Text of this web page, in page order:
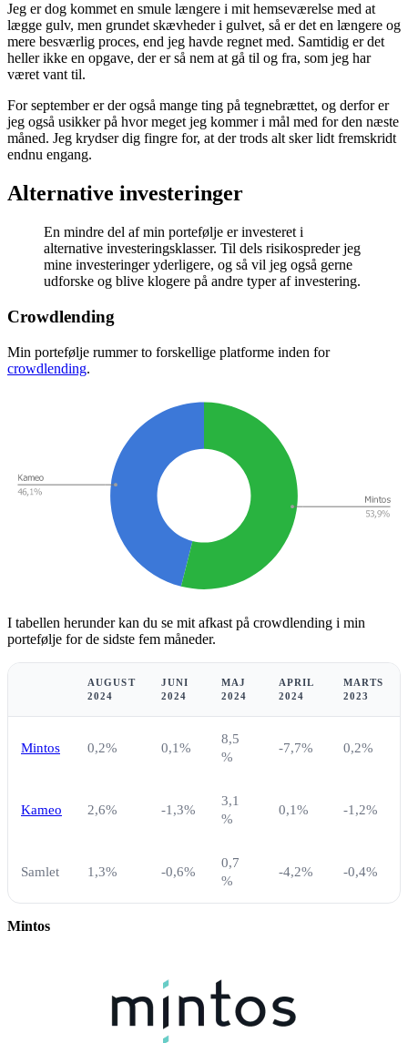
Jeg er dog kommet en smule længere i mit hemseværelse med at
lægge gulv, men grundet skævheder i gulvet, så er det en længere og
mere besværlig proces, end jeg havde regnet med. Samtidig er det
heller ikke en opgave, der er så nem at gå til og fra, som jeg har
været vant til.
For september er der også mange ting på tegnebrættet, og derfor er
jeg også usikker på hvor meget jeg kommer i mål med for den næste
måned. Jeg krydser dig fingre for, at der trods alt sker lidt fremskridt
endnu engang.
Alternative investeringer
En mindre del af min portefølje er investeret i
alternative investeringsklasser. Til dels risikospreder jeg
mine investeringer yderligere, og så vil jeg også gerne
udforske og blive klogere på andre typer af investering.
Crowdlending
Min portefølje rummer to forskellige platforme inden for
crowdlending.
I tabellen herunder kan du se mit afkast på crowdlending i min
portefølje for de sidste fem måneder.
AUGUST
2024
JUNI
2024
MAJ
2024
APRIL
2024
MARTS
2023
Mintos 0,2% 0,1%
8,5
%
-7,7% 0,2%
Kameo 2,6% -1,3%
3,1
%
0,1% -1,2%
Samlet 1,3% -0,6%
0,7
%
-4,2% -0,4%
Mintos